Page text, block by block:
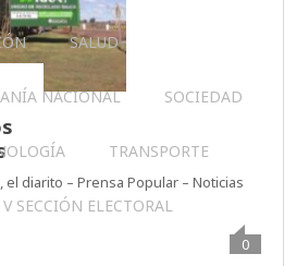
SALUD
NACIONAL SOCIEDAD
TRANSPORTE
V SECCIÓN ELECTORAL
diarito – Prensa Popular – Noticias
0